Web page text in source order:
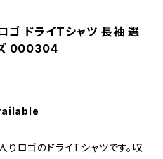
ゴ ドライTシャツ 長袖 選
000304
ロゴのドライTシャツです。収